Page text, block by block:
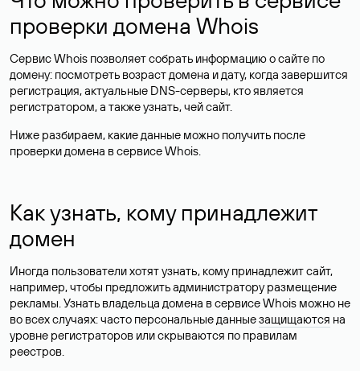
проверки домена Whois
Сервис Whois позволяет собрать информацию о сайте по
домену: посмотреть возраст домена и дату, когда завершится
регистрация, актуальные DNS-серверы, кто является
регистратором, а также узнать, чей сайт.
Ниже разбираем, какие данные можно получить после
проверки домена в сервисе Whois.
Как узнать, кому принадлежит
домен
Иногда пользователи хотят узнать, кому принадлежит сайт,
например, чтобы предложить администратору размещение
рекламы. Узнать владельца домена в сервисе Whois можно не
во всех случаях: часто персональные данныезащищаются на
уровне регистраторов или скрываются по правилам
реестров.